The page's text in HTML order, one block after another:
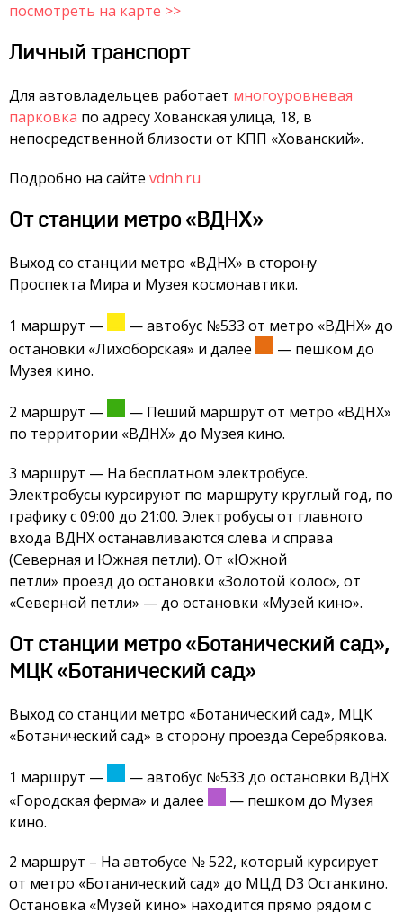
посмотреть на карте >>
Личный транспорт
Для автовладельцев работает многоуровневая
парковка по адресу Хованская улица, 18, в
непосредственной близости от КПП «Хованский».
Подробно на сайте vdnh.ru
От станции метро «ВДНХ»
Выход со станции метро «ВДНХ» в сторону
Проспекта Мира и Музея космонавтики.
1 маршрут — —автобус №533 от метро «ВДНХ» до
остановки «Лихоборская» и далее
— пешком до
Музея кино.
2 маршрут — — Пеший маршрут от метро «ВДНХ»
по территории «ВДНХ» до Музея кино.
3 маршрут — На бесплатном электробусе.
Электробусы курсируют по маршруту круглый год, по
графику с 09:00 до 21:00. Электробусы от главного
входа ВДНХ останавливаются слева и справа
(Северная и Южная петли). От «Южной
петли» проезд до остановки «Золотой колос», от
«Северной петли» —до остановки «Музей кино».
От станции метро «Ботанический сад»,
МЦК «Ботанический сад»
Выход со станции метро «Ботанический сад», МЦК
«Ботанический сад» в сторону проезда Серебрякова.
1 маршрут — —автобус №533 до остановки ВДНХ
«Городская ферма» и далее
— пешком до Музея
кино.
2 маршрут – На автобусе № 522, который курсирует
от метро «Ботанический сад» до МЦД D3 Останкино.
Остановка «Музей кино» находится прямо рядом с